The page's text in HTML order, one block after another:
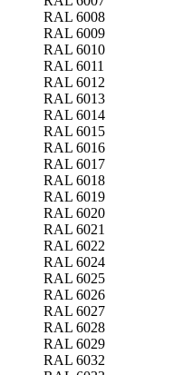
RAL 6008
RAL 6009
RAL 6010
RAL 6011
RAL 6012
RAL 6013
RAL 6014
RAL 6015
RAL 6016
RAL 6017
RAL 6018
RAL 6019
RAL 6020
RAL 6021
RAL 6022
RAL 6024
RAL 6025
RAL 6026
RAL 6027
RAL 6028
RAL 6029
RAL 6032